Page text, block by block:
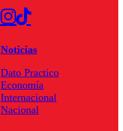
Noticias
Dato Practico
Economía
Internacional
Nacional